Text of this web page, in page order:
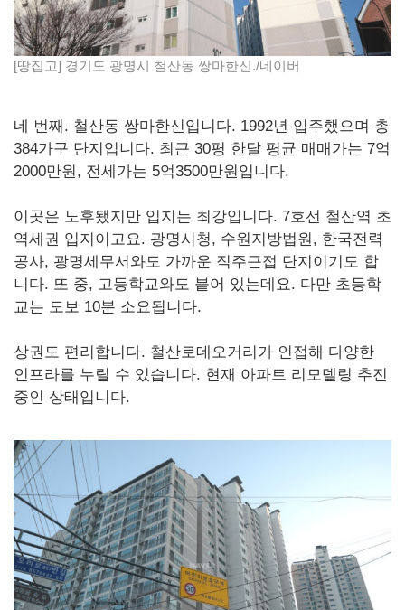
[땅집고] 경기도 광명시 철산동 쌍마한신./네이버
네 번째. 철산동 쌍마한신입니다. 1992년 입주했으며 총
384가구 단지입니다. 최근 30평 한달 평균 매매가는 7억
2000만원, 전세가는 5억3500만원입니다.
이곳은 노후됐지만 입지는 최강입니다. 7호선 철산역 초
역세권 입지이고요. 광명시청, 수원지방법원, 한국전력
공사, 광명세무서와도 가까운 직주근접 단지이기도 합
니다. 또 중, 고등학교와도 붙어 있는데요. 다만 초등학
교는 도보 10분 소요됩니다.
상권도 편리합니다. 철산로데오거리가 인접해 다양한
인프라를 누릴 수 있습니다. 현재 아파트 리모델링 추진
중인 상태입니다.